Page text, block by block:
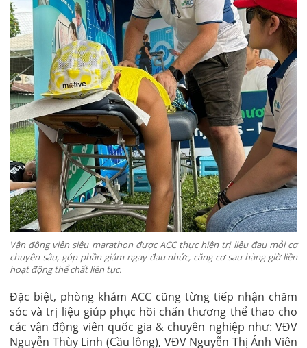
Vận động viên siêu marathon được ACC thực hiện trị liệu đau mỏi cơ
chuyên sâu, góp phần giảm ngay đau nhức, căng cơ sau hàng giờ liền
hoạt động thể chất liên tục.
Đặc biệt, phòng khám ACC cũng từng tiếp nhận chăm
sóc và trị liệu giúp phục hồi chấn thương thể thao cho
các vận động viên quốc gia & chuyên nghiệp như: VĐV
Nguyễn Thùy Linh (Cầu lông), VĐV Nguyễn Thị Ánh Viên